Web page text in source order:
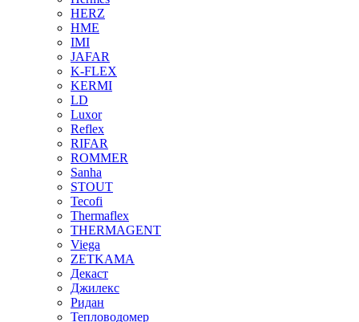
HERZ
HME
IMI
JAFAR
K-FLEX
KERMI
LD
Luxor
Reflex
RIFAR
ROMMER
Sanha
STOUT
Tecofi
Thermaflex
THERMAGENT
Viega
ZETKAMA
Декаст
Джилекс
Ридан
Тепловодомер